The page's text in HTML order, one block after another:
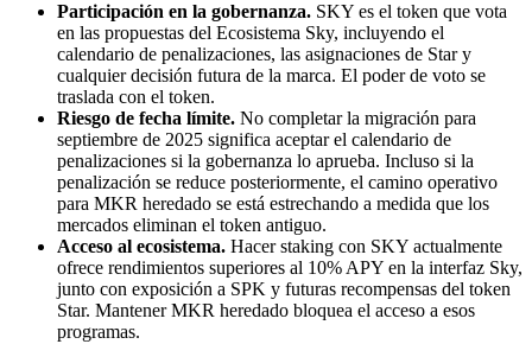
Participación en la gobernanza. SKY es el token que vota
en las propuestas del Ecosistema Sky, incluyendo el
calendario de penalizaciones, las asignaciones de Star y
cualquier decisión futura de la marca. El poder de voto se
traslada con el token.
Riesgo de fecha límite. No completar la migración para
septiembre de 2025 significa aceptar el calendario de
penalizaciones si la gobernanza lo aprueba. Incluso si la
penalización se reduce posteriormente, el camino operativo
para MKR heredado se está estrechando a medida que los
mercados eliminan el token antiguo.
Acceso al ecosistema. Hacer staking con SKY actualmente
ofrece rendimientos superiores al 10% APY en la interfaz Sky,
junto con exposición a SPK y futuras recompensas del token
Star. Mantener MKR heredado bloquea el acceso a esos
programas.